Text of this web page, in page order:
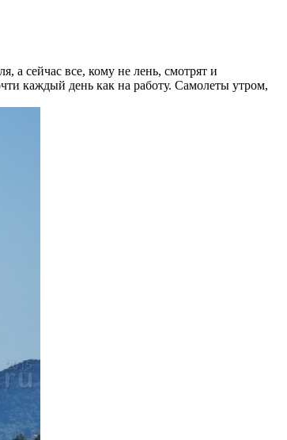
а сейчас все, кому не лень, смотрят и
каждый день как на работу. Самолеты утром,